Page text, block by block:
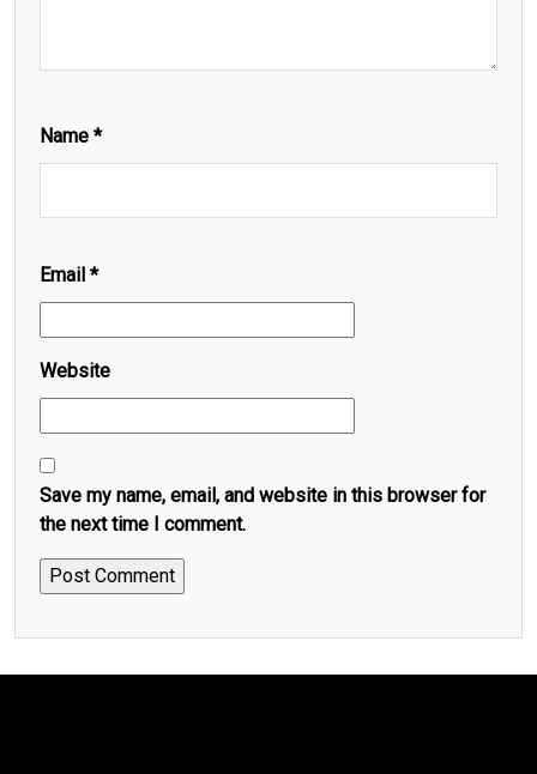
Name *
Email *
Website
Save my name, email, and website in this browser for
the next time I comment.